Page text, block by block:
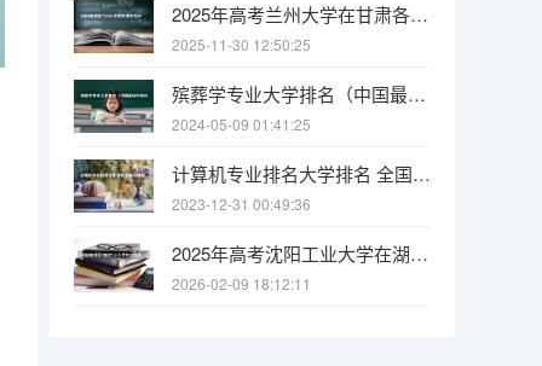
2025年高考兰州大学在甘肃各批次选科要求有哪些
2025-11-30 12:50:25
殡葬学专业大学排名（中国最好的殡仪大学）
2024-05-09 01:41:25
计算机专业排名大学排名 全国计算机专业最好的学校排名
2023-12-31 00:49:36
2025年高考沈阳工业大学在湖南各批次选科要求有哪些
2026-02-09 18:12:11